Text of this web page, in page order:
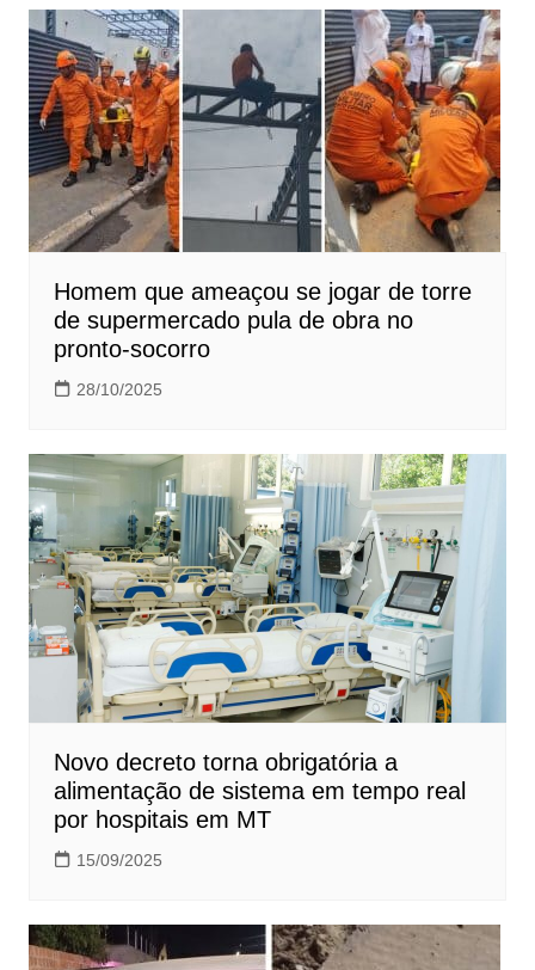
Homem que ameaçou se jogar de torre
de supermercado pula de obra no
pronto-socorro
28/10/2025
Novo decreto torna obrigatória a
alimentação de sistema em tempo real
por hospitais em MT
15/09/2025